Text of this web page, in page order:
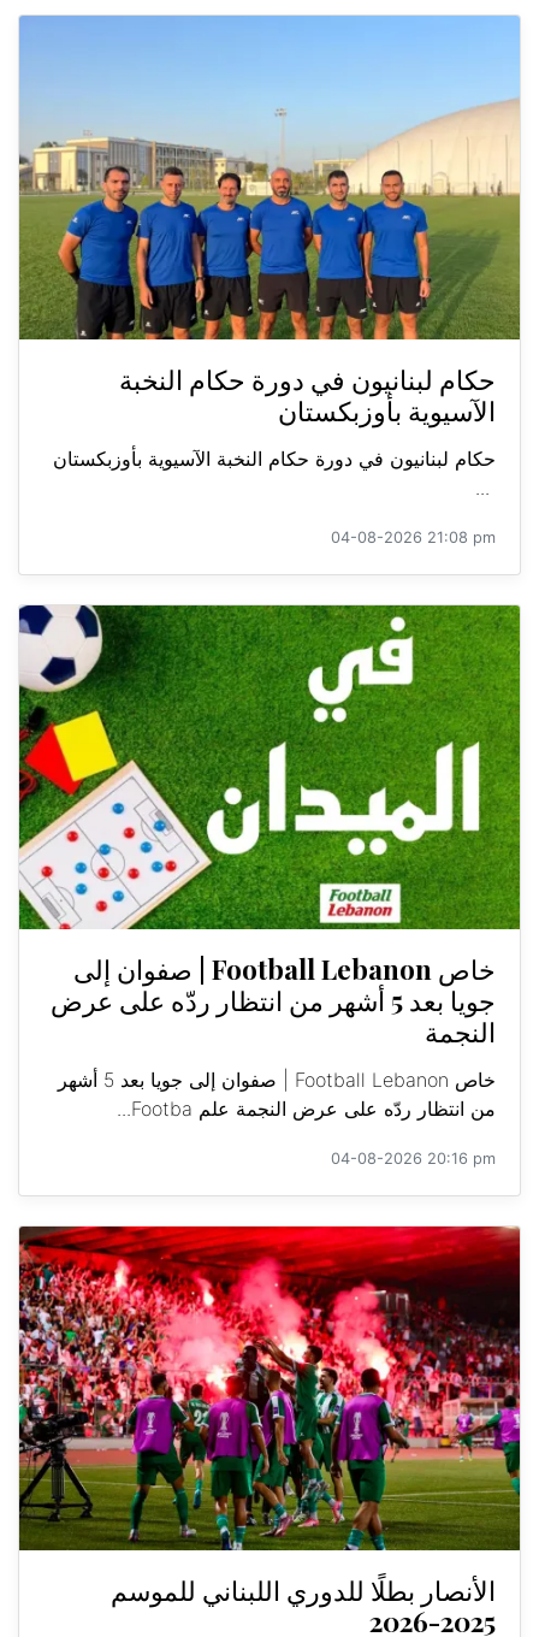
حكام لبنانيون في دورة حكام النخبة
الآسيوية بأوزبكستان
حكام لبنانيون في دورة حكام النخبة الآسيوية بأوزبكستان
...
04-08-2026 21:08 pm
خاص Football Lebanon | صفوان إلى
جويا بعد 5 أشهر من انتظار ردّه على عرض
النجمة
خاص Football Lebanon | صفوان إلى جويا بعد 5 أشهر
من انتظار ردّه على عرض النجمة علم Footba...
04-08-2026 20:16 pm
الأنصار بطلًا للدوري اللبناني للموسم
2025-2026